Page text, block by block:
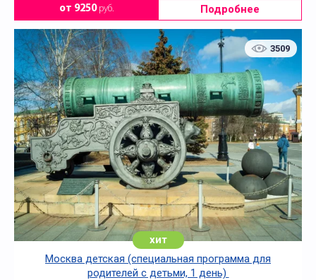
от 9250руб. Подробнее
3509
хит
Москва детская (специальная программа для
родителей с детьми, 1 день)